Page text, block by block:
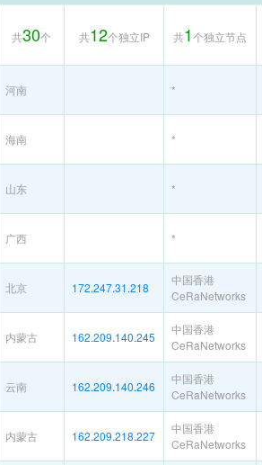
共30个 共12个独立IP 共1个独立节点
河南 *
海南 *
山东 *
广西 *
北京 172.247.31.218
中国香港
CeRaNetworks
内蒙古 162.209.140.245
中国香港
CeRaNetworks
云南 162.209.140.246
中国香港
CeRaNetworks
内蒙古 162.209.218.227
中国香港
CeRaNetworks